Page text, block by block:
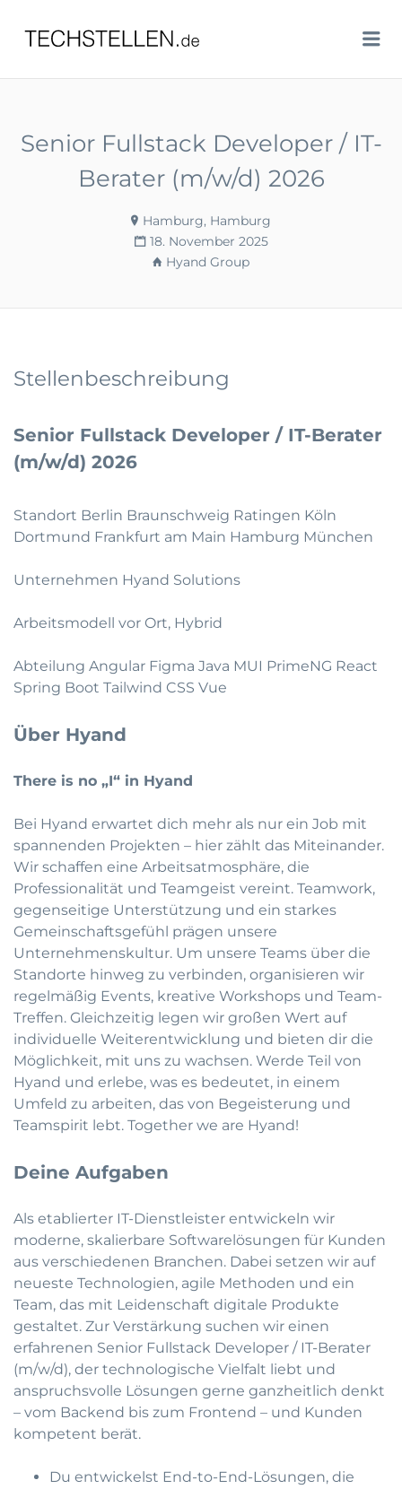
TECHSTELLEN.DE
Senior Fullstack Developer / IT-
Berater (m/w/d) 2026
Hamburg, Hamburg
18. November 2025
Hyand Group
Stellenbeschreibung
Senior Fullstack Developer / IT-Berater
(m/w/d) 2026
Standort Berlin Braunschweig Ratingen Köln
Dortmund Frankfurt am Main Hamburg München
Unternehmen Hyand Solutions
Arbeitsmodell vor Ort, Hybrid
Abteilung Angular Figma Java MUI PrimeNG React
Spring Boot Tailwind CSS Vue
Über Hyand
There is no „I“ in Hyand
Bei Hyand erwartet dich mehr als nur ein Job mit
spannenden Projekten – hier zählt das Miteinander.
Wir schaffen eine Arbeitsatmosphäre, die
Professionalität und Teamgeist vereint. Teamwork,
gegenseitige Unterstützung und ein starkes
Gemeinschaftsgefühl prägen unsere
Unternehmenskultur. Um unsere Teams über die
Standorte hinweg zu verbinden, organisieren wir
regelmäßig Events, kreative Workshops und Team-
Treffen. Gleichzeitig legen wir großen Wert auf
individuelle Weiterentwicklung und bieten dir die
Möglichkeit, mit uns zu wachsen. Werde Teil von
Hyand und erlebe, was es bedeutet, in einem
Umfeld zu arbeiten, das von Begeisterung und
Teamspirit lebt. Together we are Hyand!
Deine Aufgaben
Als etablierter IT-Dienstleister entwickeln wir
moderne, skalierbare Softwarelösungen für Kunden
aus verschiedenen Branchen. Dabei setzen wir auf
neueste Technologien, agile Methoden und ein
Team, das mit Leidenschaft digitale Produkte
gestaltet. Zur Verstärkung suchen wir einen
erfahrenen Senior Fullstack Developer / IT-Berater
(m/w/d), der technologische Vielfalt liebt und
anspruchsvolle Lösungen gerne ganzheitlich denkt
– vom Backend bis zum Frontend – und Kunden
kompetent berät.
Du entwickelst End-to-End-Lösungen, die